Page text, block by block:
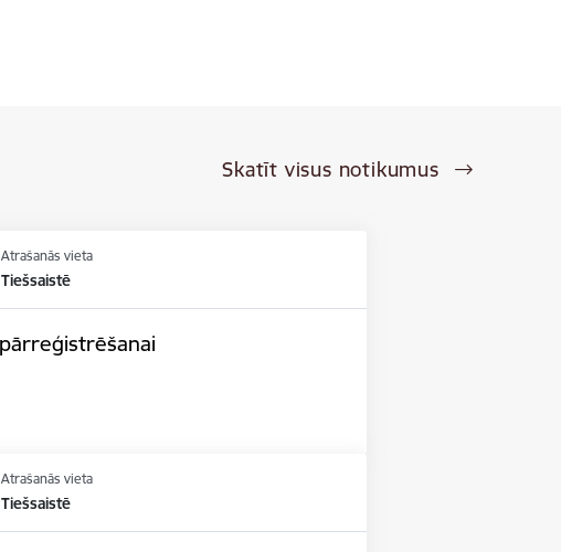
Skatīt visus notikumus
Atrašanās vieta
Tiešsaistē
Atrašanās vieta
Tiešsaistē